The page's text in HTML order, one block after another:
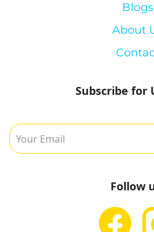
Blogs
About
Subscribe for
Follow